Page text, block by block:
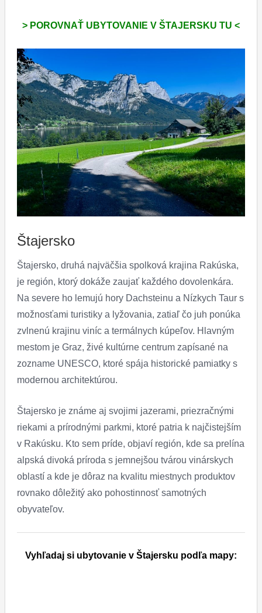
> POROVNAŤ UBYTOVANIE V ŠTAJERSKU TU <
Štajersko
Štajersko, druhá najväčšia spolková krajina Rakúska,
je región, ktorý dokáže zaujať každého dovolenkára.
Na severe ho lemujú hory Dachsteinu a Nízkych Taur s
možnosťami turistiky a lyžovania, zatiaľ čo juh ponúka
zvlnenú krajinu viníc a termálnych kúpeľov. Hlavným
mestom je Graz, živé kultúrne centrum zapísané na
zozname UNESCO, ktoré spája historické pamiatky s
modernou architektúrou.
Štajersko je známe aj svojimi jazerami, priezračnými
riekami a prírodnými parkmi, ktoré patria k najčistejším
v Rakúsku. Kto sem príde, objaví región, kde sa prelína
alpská divoká príroda s jemnejšou tvárou vinárskych
oblastí a kde je dôraz na kvalitu miestnych produktov
rovnako dôležitý ako pohostinnosť samotných
obyvateľov.
Vyhľadaj si ubytovanie v Štajersku podľa mapy: